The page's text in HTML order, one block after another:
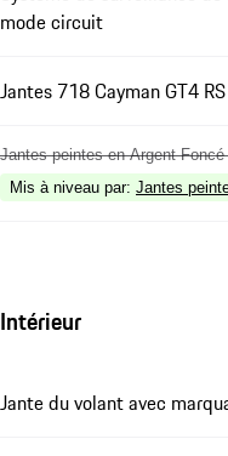
mode circuit
Jantes 718 Cayman GT4
Jantes peintes en Argent
Mis à niveau par: Jantes
Intérieur
Jante du volant avec